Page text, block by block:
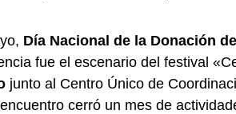
Día Nacional de la Donación
fue el escenario del festival
junto al Centro Único de
cerró un mes de